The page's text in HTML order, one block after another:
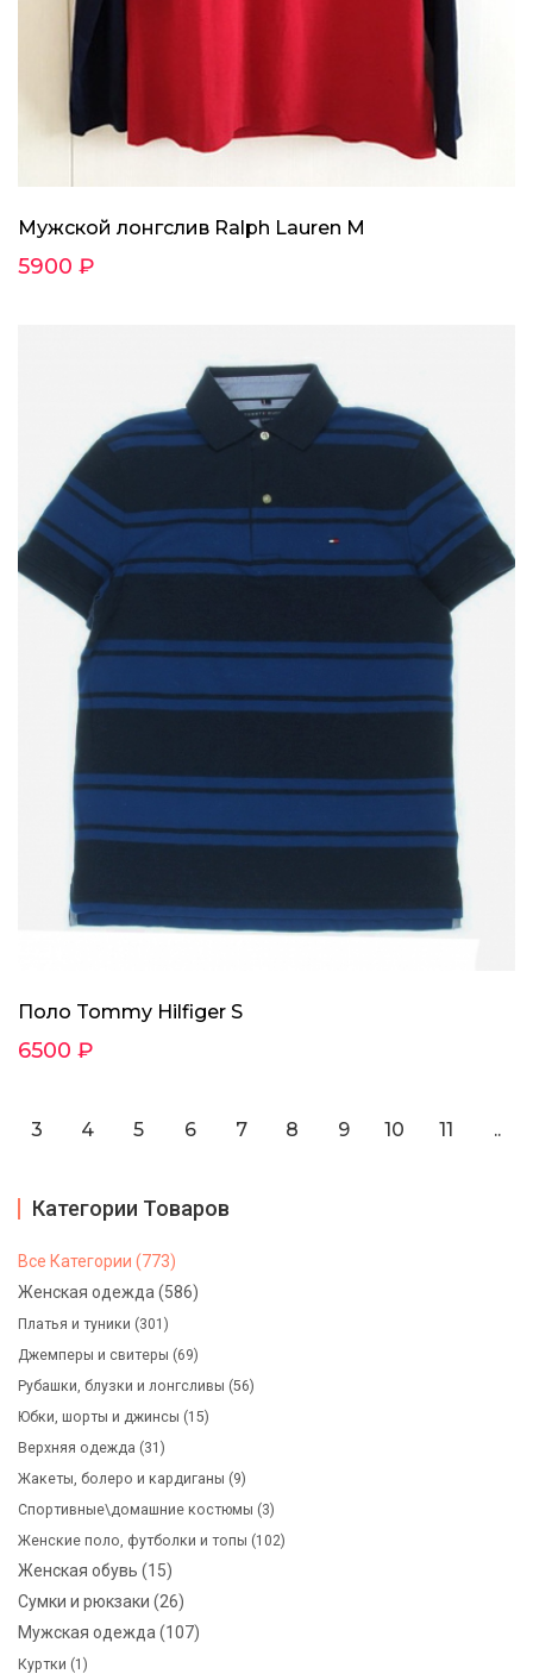
Мужской лонгслив Ralph Lauren M
5900 ₽
Поло Tommy Hilfiger S
6500 ₽
3 4 5 6 7 8 9 10 11 ..
Категории Товаров
Все Категории (773)
Женская одежда (586)
Платья и туники (301)
Джемперы и свитеры (69)
Рубашки, блузки и лонгсливы (56)
Юбки, шорты и джинсы (15)
Верхняя одежда (31)
Жакеты, болеро и кардиганы (9)
Спортивные\домашние костюмы (3)
Женские поло, футболки и топы (102)
Женская обувь (15)
Сумки и рюкзаки (26)
Мужская одежда (107)
Куртки (1)